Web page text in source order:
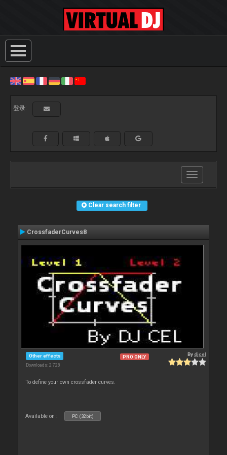
登录:
Toggle
navigation
Clear search filter
CrossfaderCurves8
Other effects
Downloads: 2 728
PRO ONLY Bydjcel
To define your own crossfader curves.
Available on : PC (32bit)